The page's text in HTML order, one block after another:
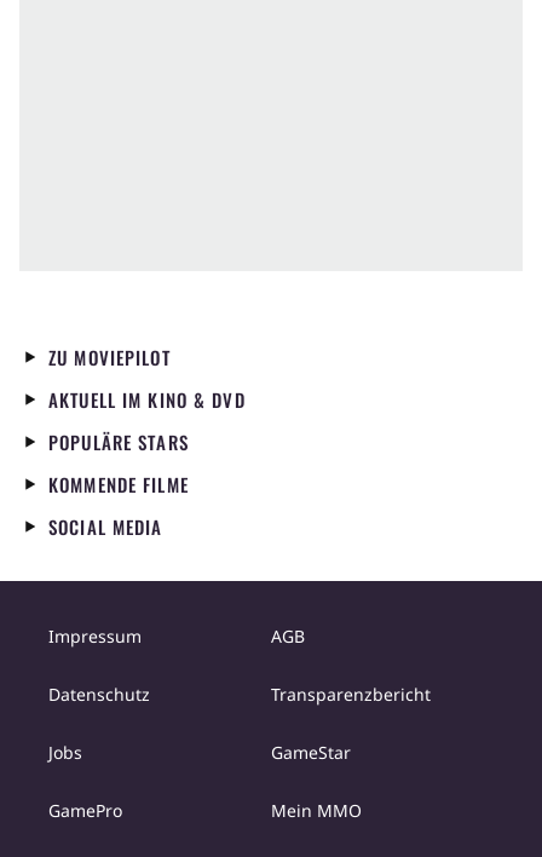
ZU MOVIEPILOT
AKTUELL IM KINO & DVD
POPULÄRE STARS
KOMMENDE FILME
SOCIAL MEDIA
Impressum AGB
Datenschutz Transparenzbericht
Jobs GameStar
GamePro Mein MMO